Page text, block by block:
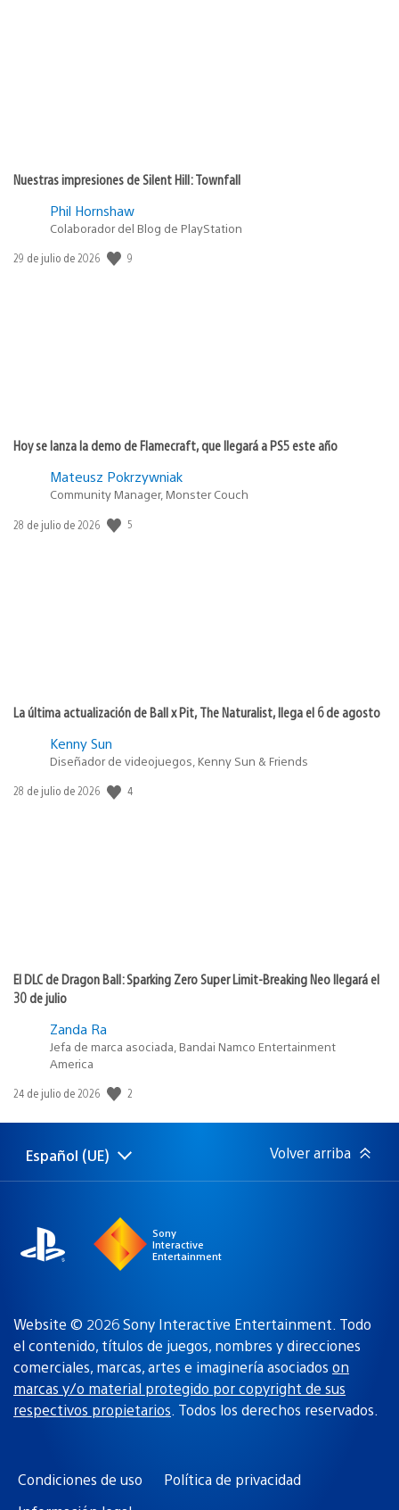
Nuestras impresiones de Silent Hill: Townfall
Phil Hornshaw
Colaborador del Blog de PlayStation
Fecha
29 de julio de 2026 9
Hoy se lanza la demo de Flamecraft, que llegará a PS5 este año
Mateusz Pokrzywniak
Community Manager, Monster Couch
Fecha
28 de julio de 2026 5
La última actualización de Ball x Pit, The Naturalist, llega el 6 de agosto
Kenny Sun
Diseñador de videojuegos, Kenny Sun & Friends
Fecha
28 de julio de 2026 4
El DLC de Dragon Ball: Sparking Zero Super Limit-Breaking Neo llegará el
30 de julio
Zanda Ra
Jefa de marca asociada, Bandai Namco Entertainment
America
Fecha
publicación:
24 de julio de 2026 2
Selecciona
Región
Español (UE) Volver arriba
Sony
Interactive
Entertainment
Website © 2026 Sony Interactive Entertainment. Todo
el contenido, títulos de juegos, nombres y direcciones
comerciales, marcas, artes e imaginería asociados on
marcas y/o material protegido por copyright de sus
respectivos propietarios. Todos los derechos reservados.
Condiciones de uso
Política de privacidad